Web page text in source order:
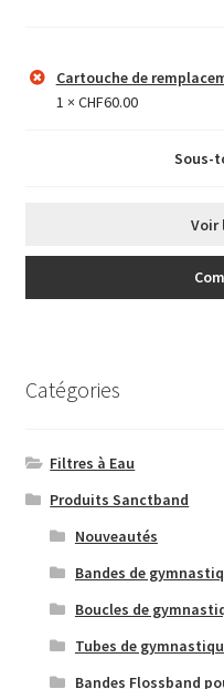
Cartouche de
1 × CHF60.00
Sous-
Voir
Catégories
Filtres à Eau
Produits Sanctband
Nouveautés
Bandes de
Boucles de
Tubes de
Bandes Flossband